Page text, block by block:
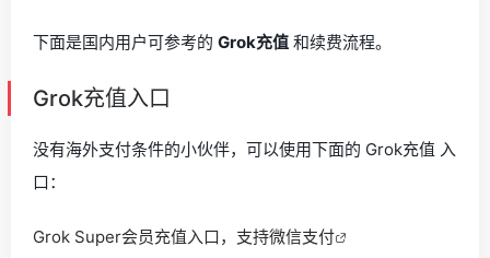
下面是国内用户可参考的 Grok充值 和续费流程。
Grok充值入口
没有海外支付条件的小伙伴，可以使用下面的 Grok充值 入
口：
Grok Super会员充值入口，支持微信支付